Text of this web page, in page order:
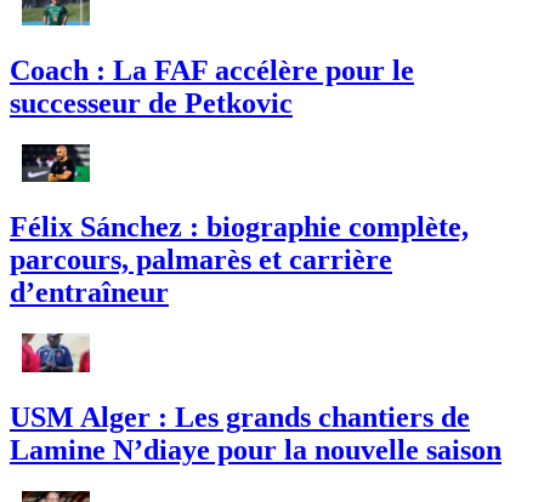
Coach : La FAF accélère pour le
successeur de Petkovic
Félix Sánchez : biographie complète,
parcours, palmarès et carrière
d’entraîneur
USM Alger : Les grands chantiers de
Lamine N’diaye pour la nouvelle saison